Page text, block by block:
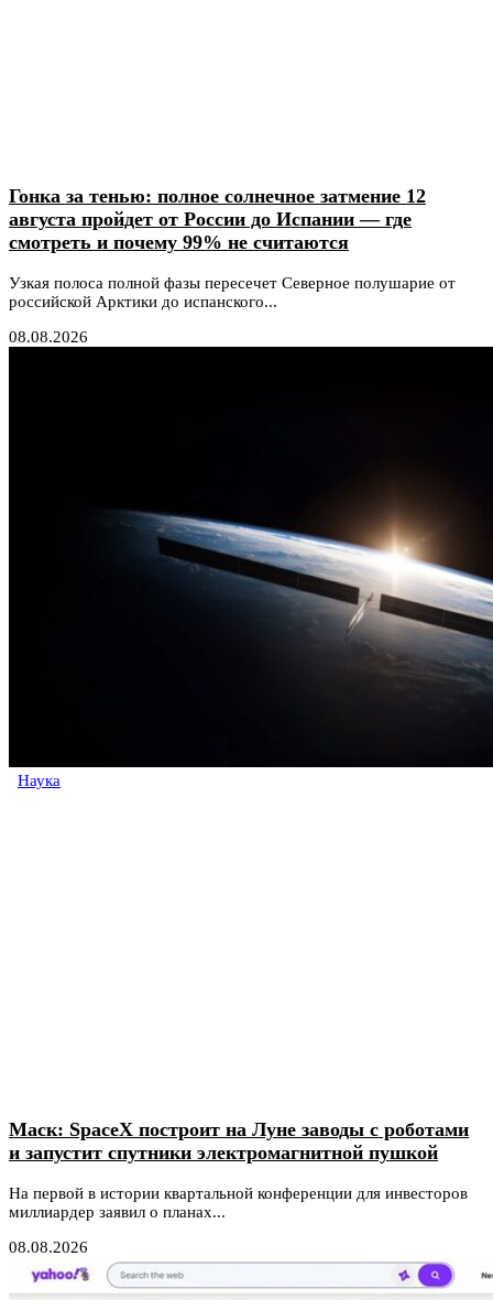
Гонка за тенью: полное солнечное затмение 12
августа пройдет от России до Испании — где
смотреть и почему 99% не считаются
Узкая полоса полной фазы пересечет Северное полушарие от
российской Арктики до испанского...
08.08.2026
Наука
Маск: SpaceX построит на Луне заводы с роботами
и запустит спутники электромагнитной пушкой
На первой в истории квартальной конференции для инвесторов
миллиардер заявил о планах...
08.08.2026